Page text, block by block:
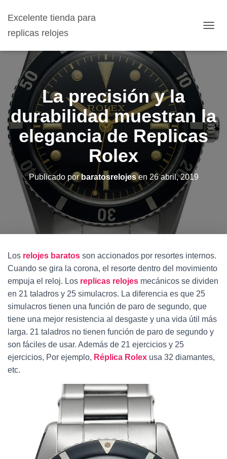
Excelente tienda para
replicas relojes
M
D
O
D
Ó
La precisión y la
durabilidad muestran la
elegancia de Replicas
Rolex
Publicado porbaratosrelojesen 26 abril, 2019
Los relojes baratos son accionados por resortes internos.
Cuando se gira la corona, el resorte dentro del movimiento
empuja el reloj. Los replicas relojes mecánicos se dividen
en 21 taladros y 25 simulacros. La diferencia es que 25
simulacros tienen una función de paro de segundo, que
tiene una mejor resistencia al desgaste y una vida útil más
larga. 21 taladros no tienen función de paro de segundo y
son fáciles de usar. Además de 21 ejercicios y 25
ejercicios, Por ejemplo, Réplica Rolex usa 32 diamantes,
etc.